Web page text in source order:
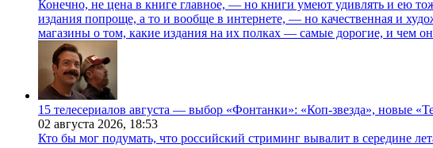
Конечно, не цена в книге главное, — но книги умеют удивлять и ею
издания попроще, а то и вообще в интернете, — но качественная и
магазины о том, какие издания на их полках — самые дорогие, и чем
15 телесериалов августа — выбор «Фонтанки»: «Коп-звезда», новые
02 августа 2026, 18:53
Кто бы мог подумать, что российский стриминг вывалит в середине